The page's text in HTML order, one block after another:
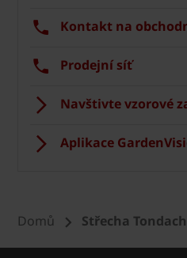
Kontakt na
Prodejní síť
Navštivte vzorové
Aplikace
Domů Střecha Tondach